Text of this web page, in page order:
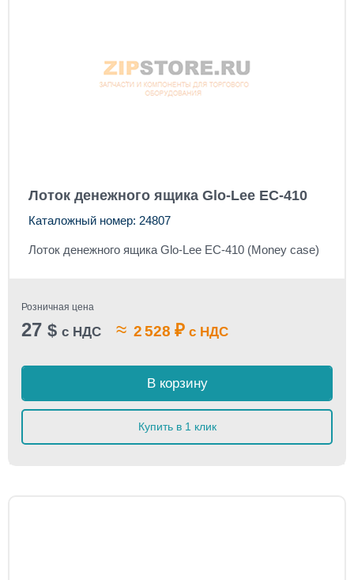
Лоток денежного ящика Glo-Lee EC-410
Каталожный номер: 24807
Лоток денежного ящика Glo-Lee EC-410 (Money case)
Розничная цена
27 $ с НДС ≈ 2 528 ₽ с НДС
В корзину
Купить в 1 клик